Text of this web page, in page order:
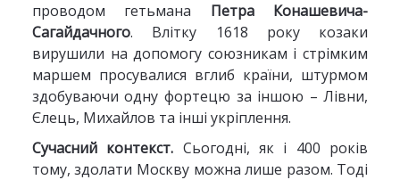
проводом гетьмана Петра Конашевича-
Сагайдачного. Влітку 1618 року козаки
вирушили на допомогу союзникам і стрімким
маршем просувалися вглиб країни, штурмом
здобуваючи одну фортецю за іншою – Лівни,
Єлець, Михайлов та інші укріплення.
Сучасний контекст. Сьогодні, як і 400 років
тому, здолати Москву можна лише разом. Тоді